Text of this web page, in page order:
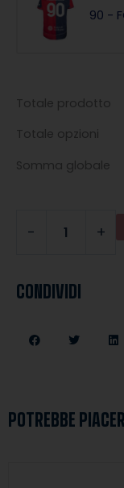
90 -
Totale prodotto
Totale opzioni
Somma globale
- +
CONDIVIDI
POTREBBE